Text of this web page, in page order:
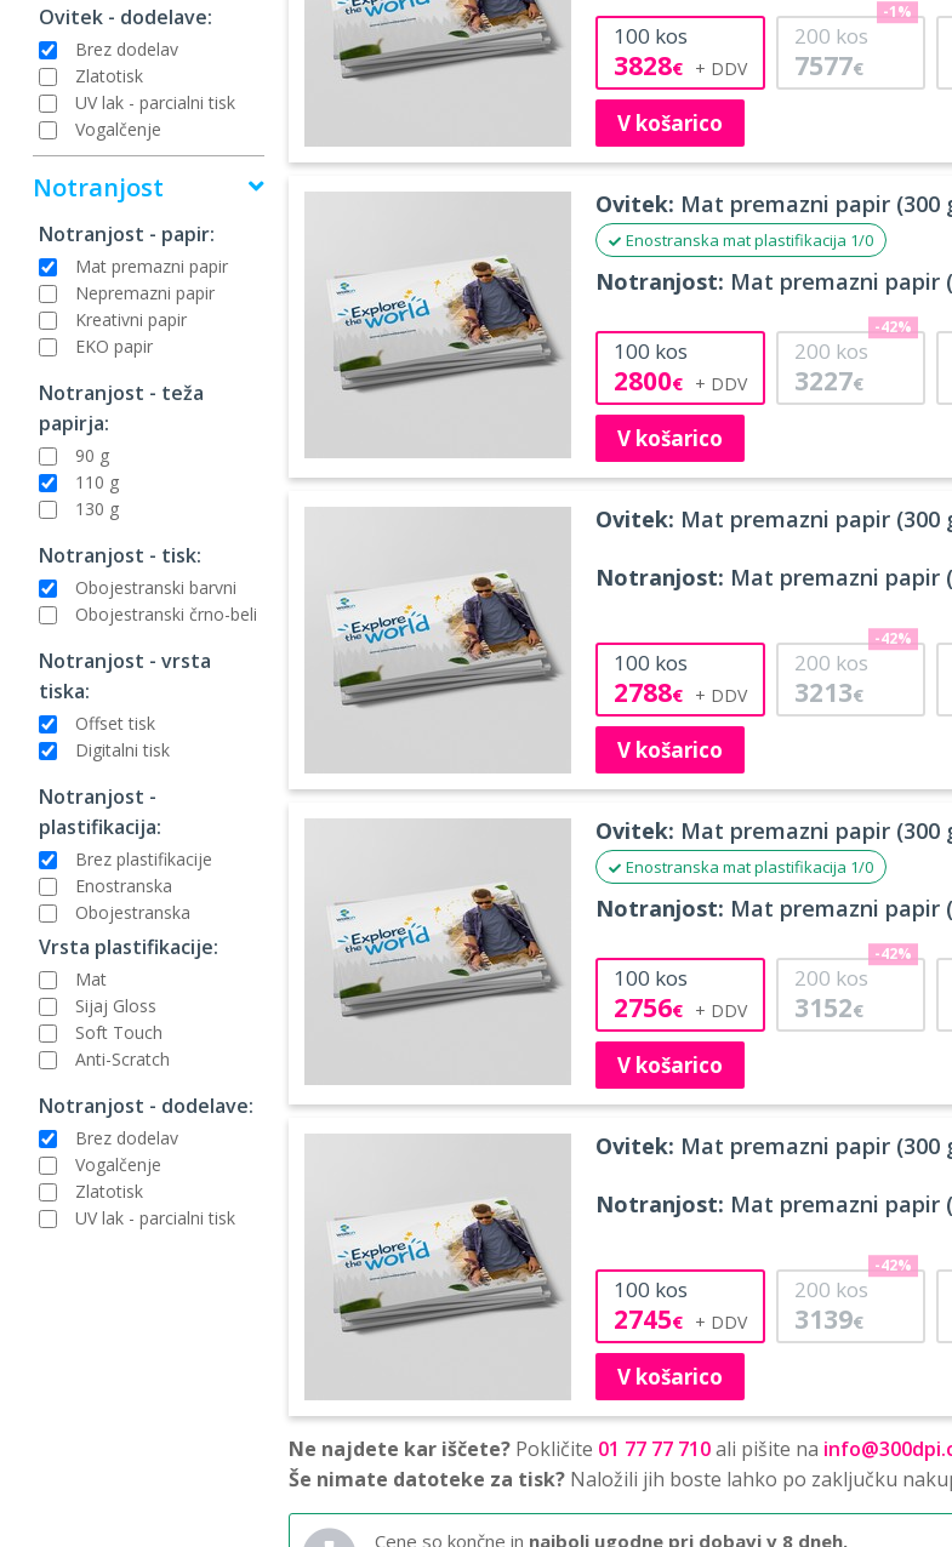
Ovitek - dodelave:
Brez dodelav
Zlatotisk
UV lak - parcialni tisk
Vogalčenje
Notranjost
Notranjost - papir:
Mat premazni papir
Nepremazni papir
Kreativni papir
EKO papir
Notranjost - teža
papirja:
90 g
110 g
130 g
Notranjost - tisk:
Obojestranski barvni
Obojestranski črno-beli
Notranjost - vrsta
tiska:
Offset tisk
Digitalni tisk
Notranjost -
plastifikacija:
Brez plastifikacije
Enostranska
Obojestranska
Vrsta plastifikacije:
Mat
Sijaj Gloss
Soft Touch
Anti-Scratch
Notranjost - dodelave:
Brez dodelav
Vogalčenje
Zlatotisk
UV lak - parcialni tisk
100 kos
3828€
200 kos
7577€
-1%
V košarico
Ovitek: Mat premazni papir (300
Enostranska mat plastifikacija 1/0
Notranjost: Mat premazni papir
100 kos
2800€
200 kos
3227€
-42%
V košarico
Ovitek: Mat premazni papir (300
Notranjost: Mat premazni papir
100 kos
2788€
200 kos
3213€
-42%
V košarico
Ovitek: Mat premazni papir (300
Enostranska mat plastifikacija 1/0
Notranjost: Mat premazni papir
100 kos
2756€
200 kos
3152€
-42%
V košarico
Ovitek: Mat premazni papir (300
Notranjost: Mat premazni papir
100 kos
2745€
200 kos
3139€
-42%
V košarico
Ne najdete kar iščete? Pokličite 01 77 77 710ali pišite na
Še nimate datoteke za tisk? Naložili jih boste lahko po zaključku
Cene so končne in najbolj ugodne pri dobavi v 8 dneh.